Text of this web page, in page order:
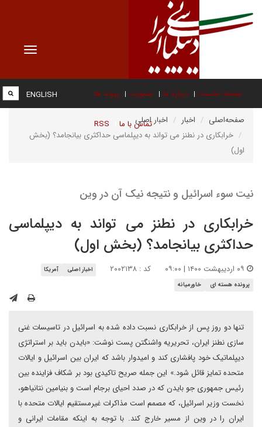
Toggle
صفحه نخست درباره ما عضویت پیوند ها
تماس با ما RSS
ENGLISH
صفحه‌اصلی اخبار
اخبار اصلی
خرابکاری در نطنز می تواند به دیپلماسی حداکثری بیانجامد؟ (بخش
اول)
نیت سوء اسرائیل و نتیجه نیک آن در وین
خرابکاری در نطنز می تواند به دیپلماسی
حداکثری بیانجامد؟ (بخش اول)
کد : ۲۰۰۲۱۳۸ اخبار اصلی
آمریکا
پرونده هسته ای
خاورمیانه
تنها دو روز پس از خرابکاری نسبت داده شده به اسرائیل در تاسیسات غنی
سازی نطنز ایران، تحریریه واشنگتن پست نوشت: «بایدن باید بر استراتژی
دیپلماتیک خود پافشاری کند و امیدوار باشد که ایران بین اسرائیل و ایالات
متحده تمایز قائل شود.» این جمله صریح تاکیدی بود بر شکاف فزاینده بین
رئیس جمهوری جو بایدن که در صدد احیای برجام است و بنیامین نتانیاهو،
نخست وزیر اسرائیل، که مصمم است مذاکرات غیرمستقیم ایالات متحده با
ایران را در وین از مسیر خارج کند. با توجه به اینکه مقامات ایرانی و